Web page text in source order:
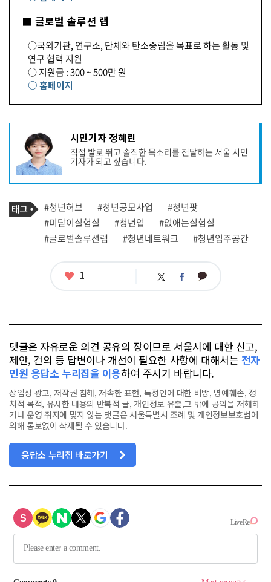
■ 글로벌 솔루션 랩
○국외기관, 연구소, 단체와 탄소중립을 목표로 하는 활동 및
연구 협력 지원
○ 지원금 : 300 ~ 500만 원
○ 홈페이지
성
자
프
필
시민기자 정혜린
직접 발로 뛰고 솔직한 목소리를 전달하는 서울 시민
기자가 되고 싶습니다.
기
사
관
련
태
태
그
#청년허브 #청년공모사업
#청년팟
#미닫이실험실
#청년업
#없애는실험실
#글로벌솔루션랩
#청년네트워크 #청년입주공간
좋1 트 페 카
댓글은 자유로운 의견 공유의 장이므로 서울시에 대한 신고,
제안, 건의 등 답변이나 개선이 필요한 사항에 대해서는 전자
민원 응답소 누리집을 이용하여 주시기 바랍니다.
상업성 광고, 저작권 침해, 저속한 표현, 특정인에 대한 비방, 명예훼손, 정
치적 목적, 유사한 내용의 반복적 글, 개인정보 유출,그 밖에 공익을 저해하
거나 운영 취지에 맞지 않는 댓글은 서울특별시 조례 및 개인정보보호법에
의해 통보없이 삭제될 수 있습니다.
응답소 누리집 바로가기